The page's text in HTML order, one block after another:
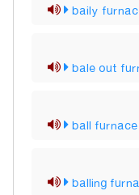
baily
bale out
ball furnace
balling